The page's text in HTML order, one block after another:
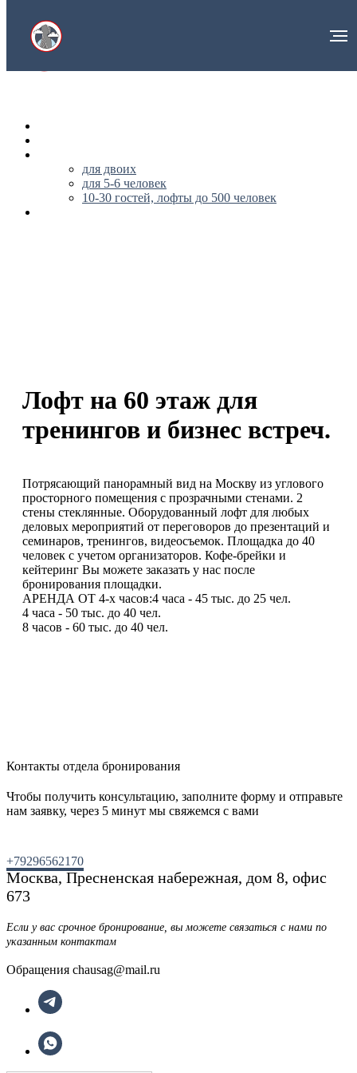
для двоих
для 5-6 человек
10-30 гостей, лофты до 500 человек
Лофт на 60 этаж для
тренингов и бизнес встреч.
Потрясающий панорамный вид на Москву из углового
просторного помещения с прозрачными стенами. 2
стены стеклянные. Оборудованный лофт для любых
деловых мероприятий от переговоров до презентаций и
семинаров, тренингов, видеосъемок. Площадка до 40
человек с учетом организаторов. Кофе-брейки и
кейтеринг Вы можете заказать у нас после
бронирования площадки.
АРЕНДА ОТ 4-х часов:4 часа - 45 тыс. до 25 чел.
4 часа - 50 тыс. до 40 чел.
8 часов - 60 тыс. до 40 чел.
Контакты отдела бронирования
Чтобы получить консультацию, заполните форму и отправьте
нам заявку, через 5 минут мы свяжемся с вами
+79296562170
Москва, Пресненская набережная, дом 8, офис
673
Если у вас срочное бронирование, вы можете связаться с нами по
указанным контактам
Обращения chausag@mail.ru